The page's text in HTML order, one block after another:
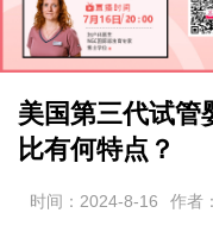
美国第三代试管
比有何特点？
时间：2024-8-16 作者